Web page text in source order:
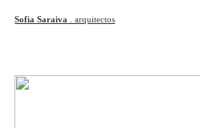
Sofia Saraiva . arquitectos